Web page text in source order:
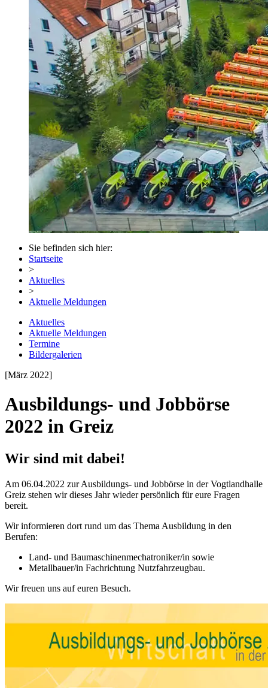
Sie befinden sich hier:
Startseite
>
Aktuelles
>
Aktuelle Meldungen
Aktuelles
Aktuelle Meldungen
Termine
Bildergalerien
[März 2022]
Ausbildungs- und Jobbörse
2022 in Greiz
Wir sind mit dabei!
Am 06.04.2022 zur Ausbildungs- und Jobbörse in der Vogtlandhalle
Greiz stehen wir dieses Jahr wieder persönlich für eure Fragen
bereit.
Wir informieren dort rund um das Thema Ausbildung in den
Berufen:
Land- und Baumaschinenmechatroniker/in sowie
Metallbauer/in Fachrichtung Nutzfahrzeugbau.
Wir freuen uns auf euren Besuch.